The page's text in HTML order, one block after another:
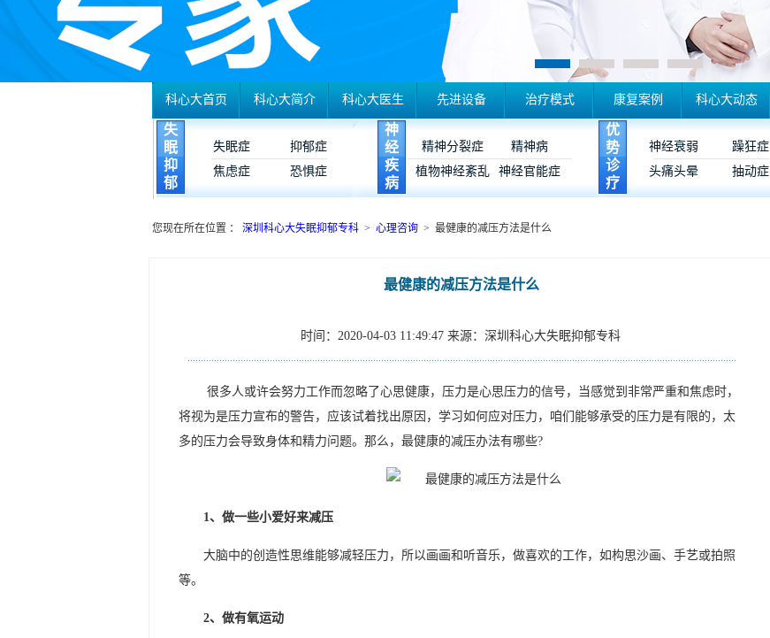
科心大首页 科心大简介 科心大医生 先进设备 治疗模式 康复案例 科心大动态
失
眠
抑
郁
失眠症
抑郁症
焦虑症
恐惧症
神
经
疾
病
精神分裂症
精神病
植物神经紊乱
神经官能症
优
势
诊
疗
神经衰弱
躁狂症
头痛头晕
抽动症
您现在所在位置 ： 深圳科心大失眠抑郁专科 > 心理咨询 > 最健康的减压方法是什么
最健康的减压方法是什么
时间：2020-04-03 11:49:47 来源：深圳科心大失眠抑郁专科
很多人或许会努力工作而忽略了心思健康，压力是心思压力的信号，当感觉到非常严重和焦虑时，
将视为是压力宣布的警告，应该试着找出原因，学习如何应对压力，咱们能够承受的压力是有限的，太
多的压力会导致身体和精力问题。那么，最健康的减压办法有哪些?
1、做一些小爱好来减压
大脑中的创造性思维能够减轻压力，所以画画和听音乐，做喜欢的工作，如构思沙画、手艺或拍照
等。
2、做有氧运动